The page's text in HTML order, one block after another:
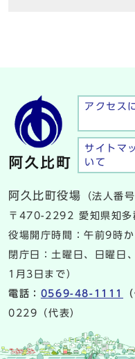
アクセス
サイトマ
いて
阿久比町役場
（法人番
〒470-2292 愛知県知多
役場開庁時間：午前9時
閉庁日：土曜日、日曜日
1月3日まで）
電話： 0569-48-1111
0229（代表）